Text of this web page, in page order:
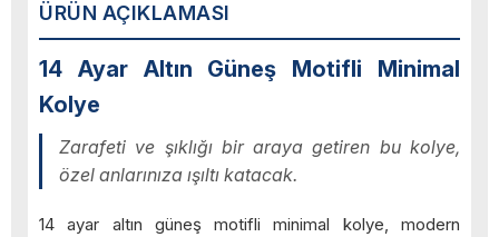
ÜRÜN AÇIKLAMASI
14 Ayar Altın Güneş Motifli Minimal
Kolye
Zarafeti ve şıklığı bir araya getiren bu kolye,
özel anlarınıza ışıltı katacak.
14 ayar altın güneş motifli minimal kolye, modern